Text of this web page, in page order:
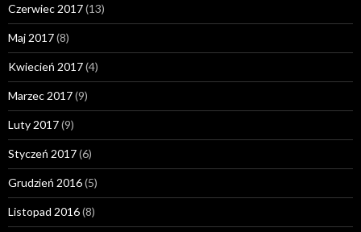
Czerwiec 2017(13)
Maj 2017(8)
Kwiecień 2017(4)
Marzec 2017(9)
Luty 2017(9)
Styczeń 2017(6)
Grudzień 2016(5)
Listopad 2016(8)